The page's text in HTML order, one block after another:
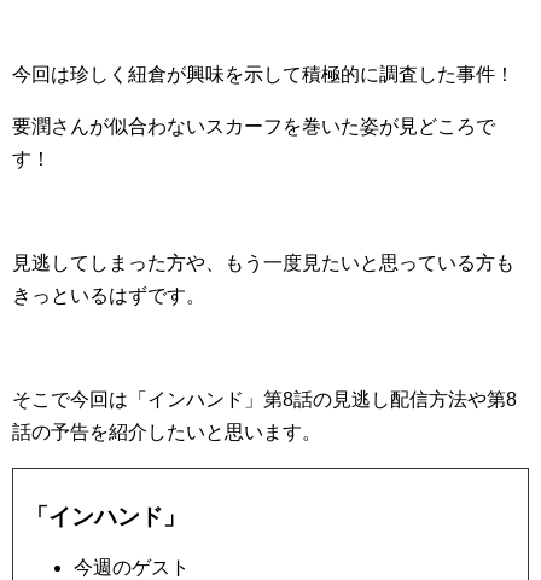
今回は珍しく紐倉が興味を示して積極的に調査した事件！
要潤さんが似合わないスカーフを巻いた姿が見どころで
す！
見逃してしまった方や、もう一度見たいと思っている方も
きっといるはずです。
そこで今回は「インハンド」第8話の見逃し配信方法や第8
話の予告を紹介したいと思います。
「インハンド」
今週のゲスト